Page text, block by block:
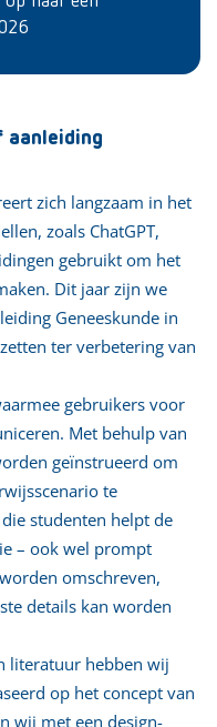
aanleiding
zich langzaam in het
zoals ChatGPT,
gebruikt om het
Dit jaar zijn we
Geneeskunde in
ter verbetering van
gebruikers voor
Met behulp van
geïnstrueerd om
te
studenten helpt de
– ook wel prompt
omschreven,
details kan worden
literatuur hebben wij
op het concept van
wij met een design-